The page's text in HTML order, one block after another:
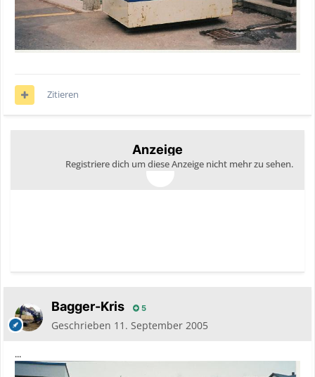
Zitieren
Anzeige
Registriere dich um diese Anzeige nicht mehr zu sehen.
Bagger-Kris 5
Geschrieben 11. September 2005
...